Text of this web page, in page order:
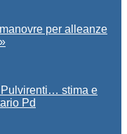
per alleanze
Pulvirenti… stima e
Pd